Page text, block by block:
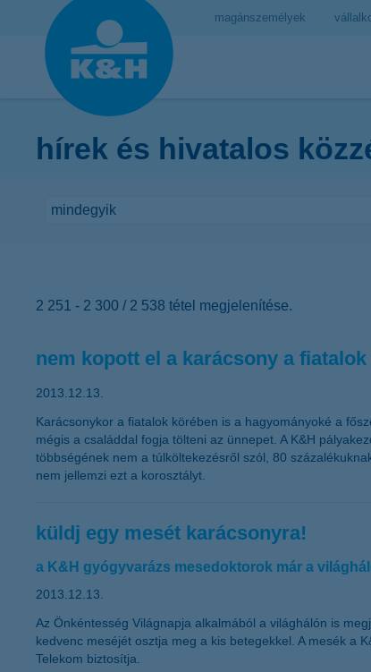
magánszemélyek
hírek és hivatalos
2 251 - 2 300 / 2 538 tétel megjelenítése.
nem kopott el a karácsony a
2013.12.13.
Karácsonykor a fiatalok körében is a hagyományoké a
mégis a családdal fogja tölteni az ünnepet. A K&H
többségének nem a túlköltekezésről szól, 80
nem jellemzi ezt a korosztályt.
küldj egy mesét karácsonyra!
a K&H gyógyvarázs mesedoktorok már a
2013.12.13.
Az Önkéntesség Világnapja alkalmából a világhálón is
kedvenc meséjét osztja meg a kis betegekkel. A mesék a
Telekom biztosítja.